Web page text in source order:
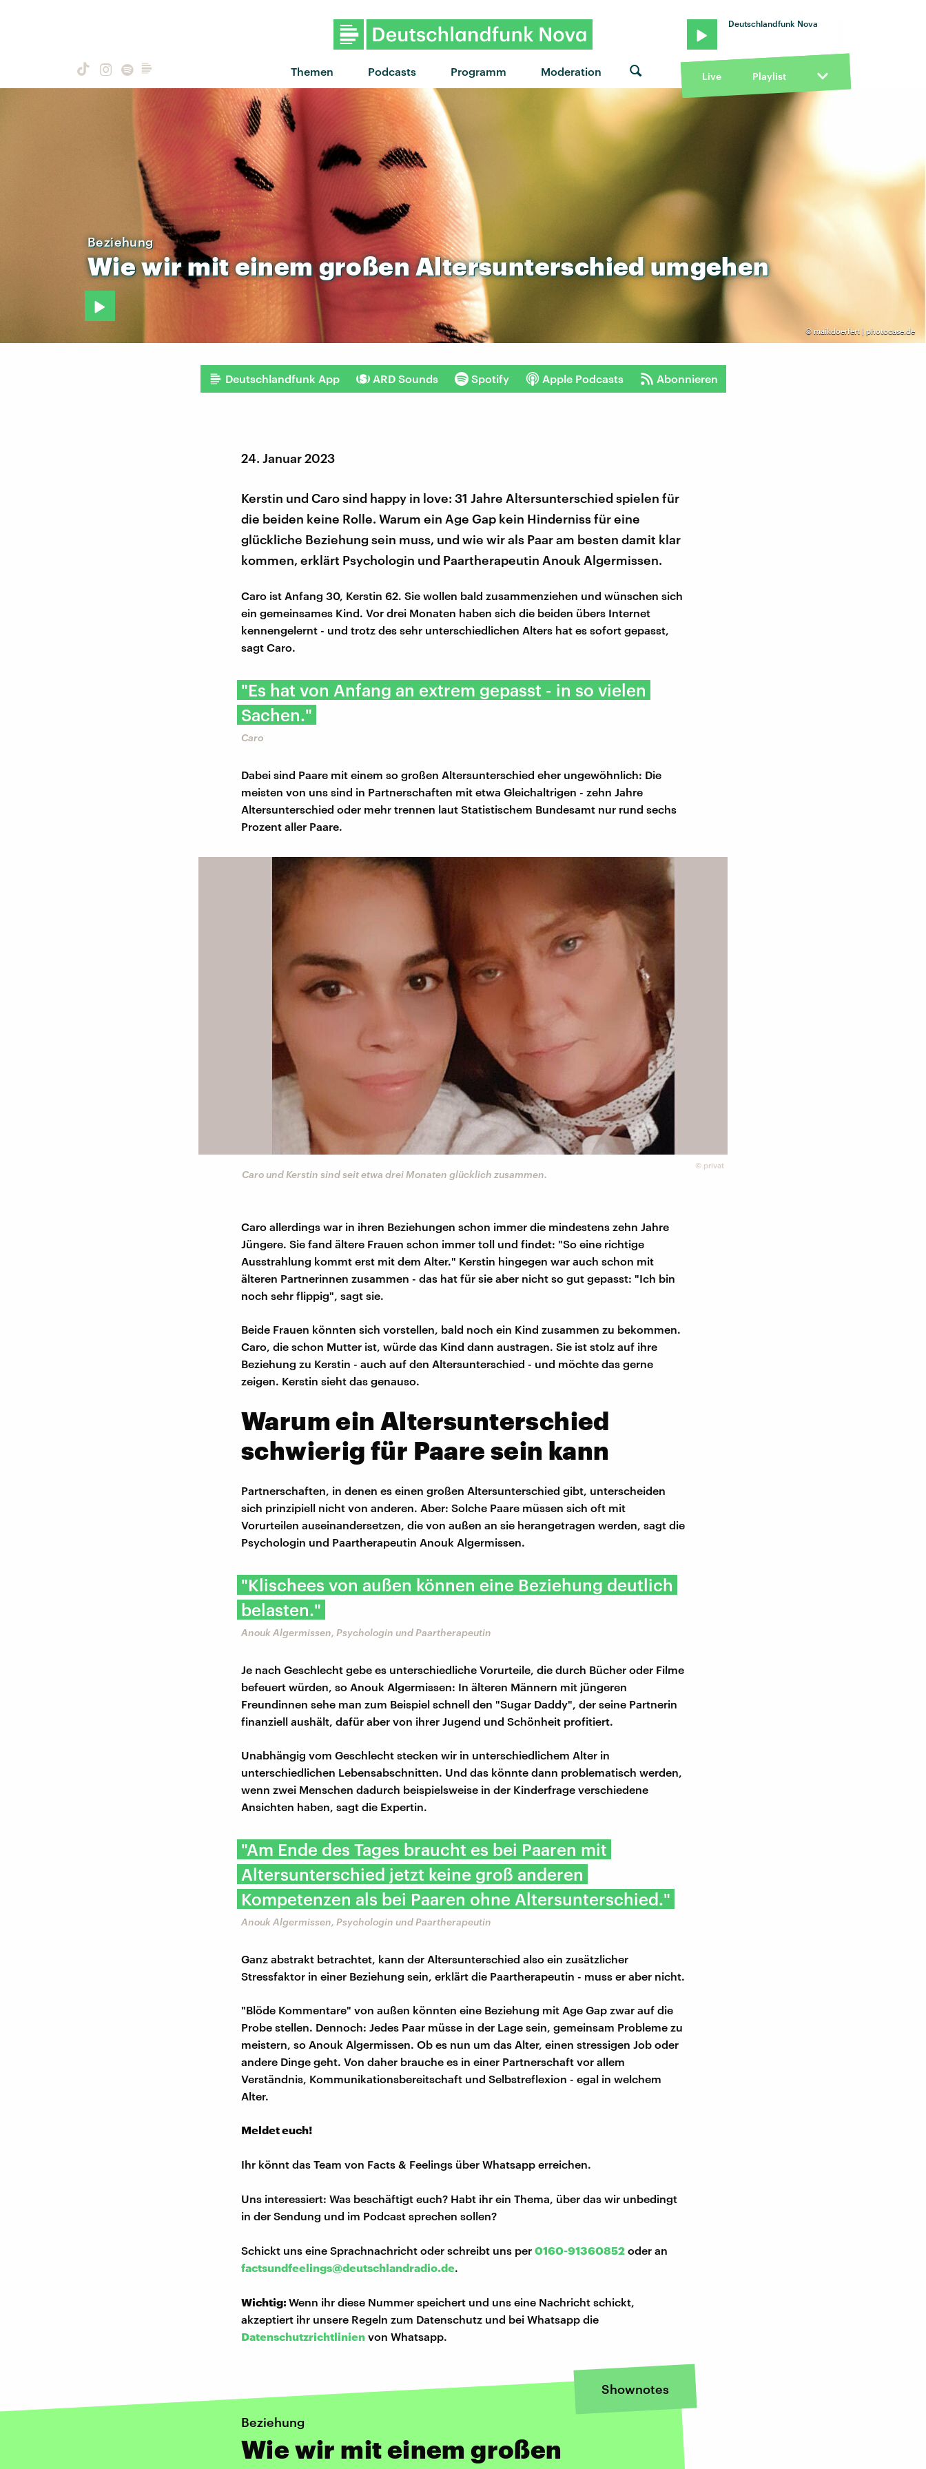
Themen Podcasts Programm Moderation
Deutschlandfunk Nova
Live Playlist
© maikdoerfert | photocase.de
Beziehung
WiewirmiteinemgroßenAltersunterschiedumgehen
Deutschlandfunk App ARD Sounds Spotify Apple Podcasts Abonnieren
24. Januar 2023
Kerstin und Caro sind happy in love: 31 Jahre Altersunterschied spielen für
die beiden keine Rolle. Warum ein Age Gap kein Hinderniss für eine
glückliche Beziehung sein muss, und wie wir als Paar am besten damit klar
kommen, erklärt Psychologin und Paartherapeutin Anouk Algermissen.
Caro ist Anfang 30, Kerstin 62. Sie wollen bald zusammenziehen und wünschen sich
ein gemeinsames Kind. Vor drei Monaten haben sich die beiden übers Internet
kennengelernt - und trotz des sehr unterschiedlichen Alters hat es sofort gepasst,
sagt Caro.
"Es hat von Anfang an extrem gepasst - in so vielen
Sachen."
Caro
Dabei sind Paare mit einem so großen Altersunterschied eher ungewöhnlich: Die
meisten von uns sind in Partnerschaften mit etwa Gleichaltrigen - zehn Jahre
Altersunterschied oder mehr trennen laut Statistischem Bundesamt nur rund sechs
Prozent aller Paare.
© privat
Caro und Kerstin sind seit etwa drei Monaten glücklich zusammen.
Caro allerdings war in ihren Beziehungen schon immer die mindestens zehn Jahre
Jüngere. Sie fand ältere Frauen schon immer toll und findet: "So eine richtige
Ausstrahlung kommt erst mit dem Alter." Kerstin hingegen war auch schon mit
älteren Partnerinnen zusammen - das hat für sie aber nicht so gut gepasst: "Ich bin
noch sehr flippig", sagt sie.
Beide Frauen könnten sich vorstellen, bald noch ein Kind zusammen zu bekommen.
Caro, die schon Mutter ist, würde das Kind dann austragen. Sie ist stolz auf ihre
Beziehung zu Kerstin - auch auf den Altersunterschied - und möchte das gerne
zeigen. Kerstin sieht das genauso.
Warum ein Altersunterschied
schwierig für Paare sein kann
Partnerschaften, in denen es einen großen Altersunterschied gibt, unterscheiden
sich prinzipiell nicht von anderen. Aber: Solche Paare müssen sich oft mit
Vorurteilen auseinandersetzen, die von außen an sie herangetragen werden, sagt die
Psychologin und Paartherapeutin Anouk Algermissen.
"Klischees von außen können eine Beziehung deutlich
belasten."
Anouk Algermissen, Psychologin und Paartherapeutin
Je nach Geschlecht gebe es unterschiedliche Vorurteile, die durch Bücher oder Filme
befeuert würden, so Anouk Algermissen: In älteren Männern mit jüngeren
Freundinnen sehe man zum Beispiel schnell den "Sugar Daddy", der seine Partnerin
finanziell aushält, dafür aber von ihrer Jugend und Schönheit profitiert.
Unabhängig vom Geschlecht stecken wir in unterschiedlichem Alter in
unterschiedlichen Lebensabschnitten. Und das könnte dann problematisch werden,
wenn zwei Menschen dadurch beispielsweise in der Kinderfrage verschiedene
Ansichten haben, sagt die Expertin.
"Am Ende des Tages braucht es bei Paaren mit
Altersunterschied jetzt keine groß anderen
Kompetenzen als bei Paaren ohne Altersunterschied."
Anouk Algermissen, Psychologin und Paartherapeutin
Ganz abstrakt betrachtet, kann der Altersunterschied also ein zusätzlicher
Stressfaktor in einer Beziehung sein, erklärt die Paartherapeutin - muss er aber nicht.
"Blöde Kommentare" von außen könnten eine Beziehung mit Age Gap zwar auf die
Probe stellen. Dennoch: Jedes Paar müsse in der Lage sein, gemeinsam Probleme zu
meistern, so Anouk Algermissen. Ob es nun um das Alter, einen stressigen Job oder
andere Dinge geht. Von daher brauche es in einer Partnerschaft vor allem
Verständnis, Kommunikationsbereitschaft und Selbstreflexion - egal in welchem
Alter.
Meldet euch!
Ihr könnt das Team von Facts & Feelings über Whatsapp erreichen.
Uns interessiert: Was beschäftigt euch? Habt ihr ein Thema, über das wir unbedingt
in der Sendung und im Podcast sprechen sollen?
Schickt uns eine Sprachnachricht oder schreibt uns per 0160-91360852 oder an
factsundfeelings@deutschlandradio.de.
Wichtig:Wenn ihr diese Nummer speichert und uns eine Nachricht schickt,
akzeptiert ihr unsere Regeln zum Datenschutz und bei Whatsapp die
Datenschutzrichtlinien von Whatsapp.
Shownotes
Beziehung
Wie wir mit einem großen